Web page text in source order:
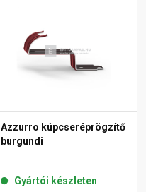
Azzurro kúpcseréprögzítő
burgundi
Gyártói készleten